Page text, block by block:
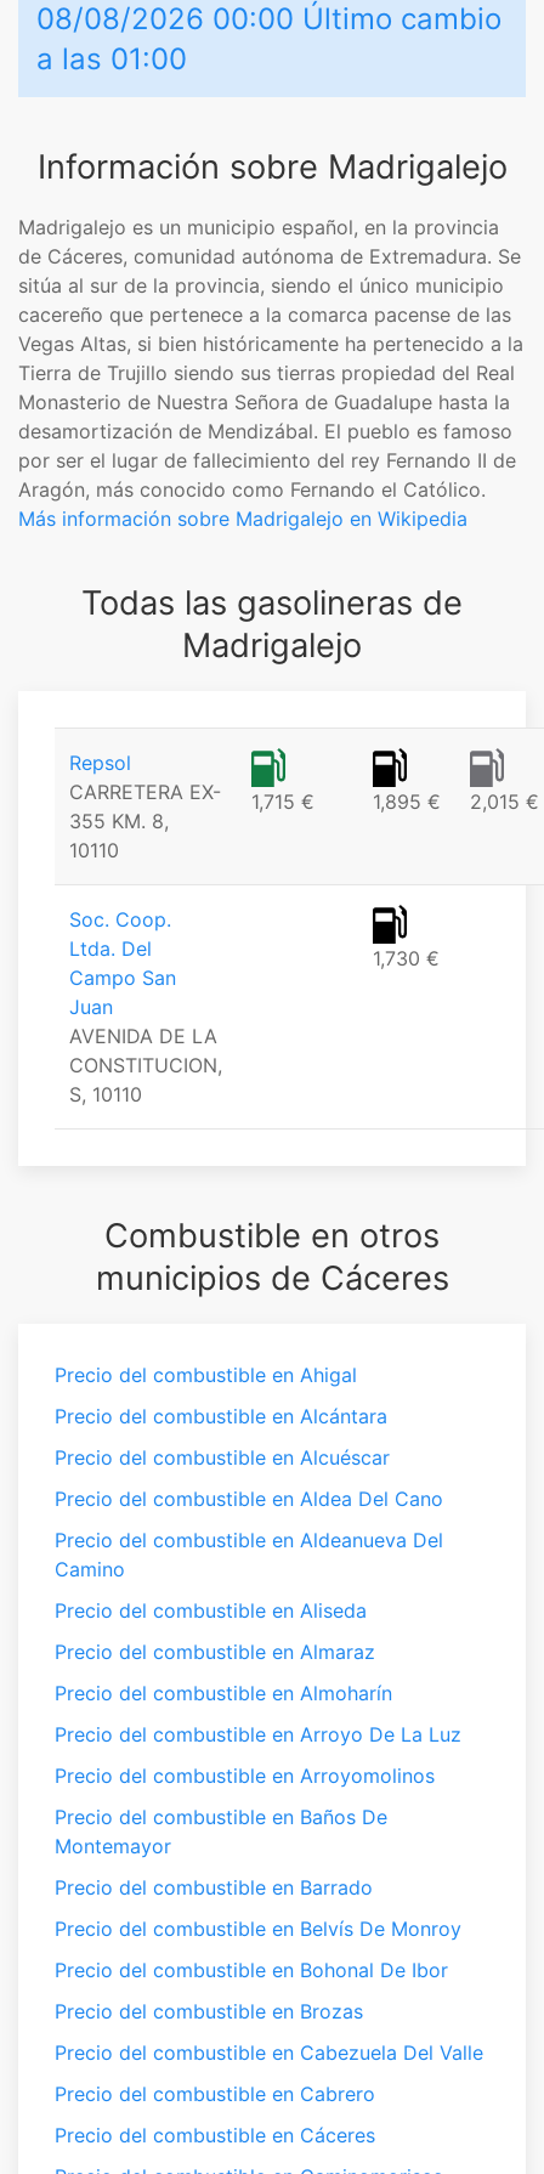
08/08/2026 00:00 Último cambio
a las 01:00
Información sobre Madrigalejo
Madrigalejo es un municipio español, en la provincia
de Cáceres, comunidad autónoma de Extremadura. Se
sitúa al sur de la provincia, siendo el único municipio
cacereño que pertenece a la comarca pacense de las
Vegas Altas,​ si bien históricamente ha pertenecido a la
Tierra de Trujillo siendo sus tierras propiedad del Real
Monasterio de Nuestra Señora de Guadalupe hasta la
desamortización de Mendizábal. El pueblo es famoso
por ser el lugar de fallecimiento del rey Fernando II de
Aragón, más conocido como Fernando el Católico.
Más información sobre Madrigalejo en Wikipedia
Todas las gasolineras de
Madrigalejo
Repsol
CARRETERA EX-
355 KM. 8,
10110
1,715 € 1,895 € 2,015 €
Soc. Coop.
Ltda. Del
Campo San
Juan
AVENIDA DE LA
CONSTITUCION,
S, 10110
1,730 €
Combustible en otros
municipios de Cáceres
Precio del combustible en Ahigal
Precio del combustible en Alcántara
Precio del combustible en Alcuéscar
Precio del combustible en Aldea Del Cano
Precio del combustible en Aldeanueva Del
Camino
Precio del combustible en Aliseda
Precio del combustible en Almaraz
Precio del combustible en Almoharín
Precio del combustible en Arroyo De La Luz
Precio del combustible en Arroyomolinos
Precio del combustible en Baños De
Montemayor
Precio del combustible en Barrado
Precio del combustible en Belvís De Monroy
Precio del combustible en Bohonal De Ibor
Precio del combustible en Brozas
Precio del combustible en Cabezuela Del Valle
Precio del combustible en Cabrero
Precio del combustible en Cáceres